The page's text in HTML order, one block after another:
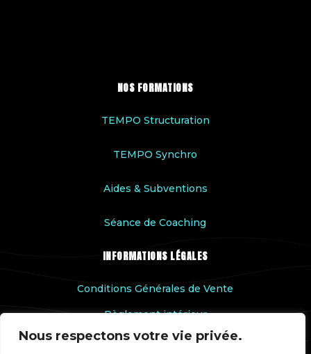
Nous respectons votre vie privée.
NOS FORMATIONS
TEMPO Structuration
TEMPO Synchro
Aides & Subventions
Séance de Coaching
INFORMATIONS LÉGALES
Conditions Générales de Vente
Règlement intérieur
Accessibilité handicap